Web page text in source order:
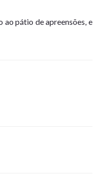
pátio de apreensões, e